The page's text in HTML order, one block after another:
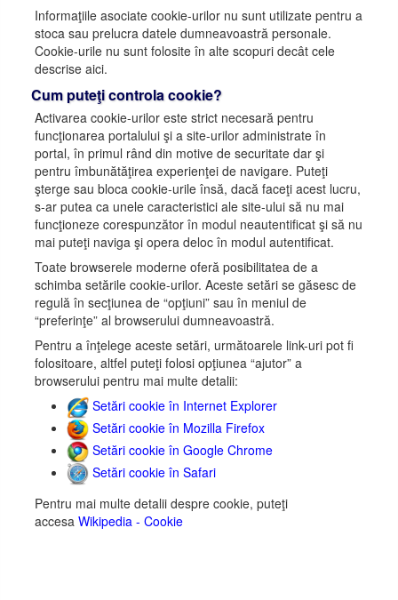
Informaţiile asociate cookie-urilor nu sunt utilizate pentru a
stoca sau prelucra datele dumneavoastră personale.
Cookie-urile nu sunt folosite în alte scopuri decât cele
descrise aici.
Cum puteţi controla cookie?
Activarea cookie-urilor este strict necesară pentru
funcţionarea portalului şi a site-urilor administrate în
portal, în primul rând din motive de securitate dar şi
pentru îmbunătăţirea experienţei de navigare. Puteţi
şterge sau bloca cookie-urile însă, dacă faceţi acest lucru,
s-ar putea ca unele caracteristici ale site-ului să nu mai
funcţioneze corespunzător în modul neautentificat şi să nu
mai puteţi naviga şi opera deloc în modul autentificat.
Toate browserele moderne oferă posibilitatea de a
schimba setările cookie-urilor. Aceste setări se găsesc de
regulă în secţiunea de “opţiuni” sau în meniul de
“preferinţe” al browserului dumneavoastră.
Pentru a înţelege aceste setări, următoarele link-uri pot fi
folositoare, altfel puteţi folosi opţiunea “ajutor” a
browserului pentru mai multe detalii:
Setări cookie în Internet Explorer
Setări cookie în Mozilla Firefox
Setări cookie în Google Chrome
Setări cookie în Safari
Pentru mai multe detalii despre cookie, puteţi
accesa Wikipedia - Cookie